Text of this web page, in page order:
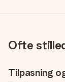
Ofte
Tilpasning